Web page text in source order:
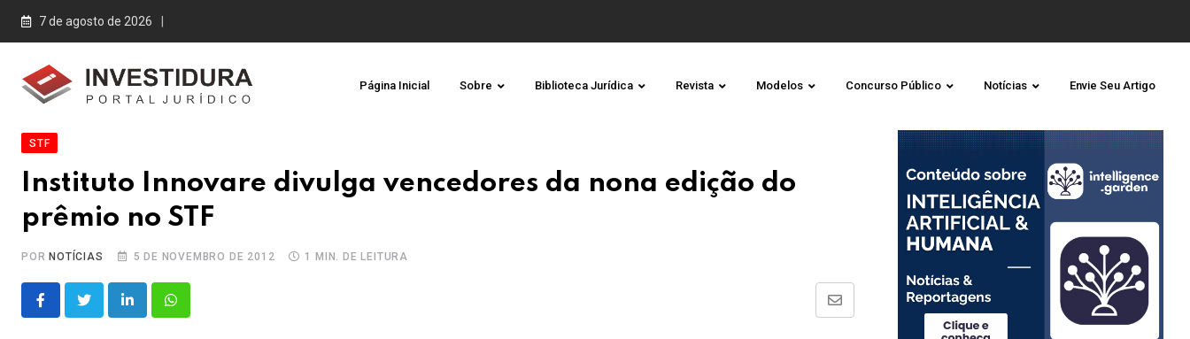
Skip
7 de agosto de 2026
Página Inicial Sobre Biblioteca Jurídica Revista Modelos Concurso Público Notícias Envie Seu Artigo
STF
Instituto Innovare divulga vencedores da nona edição do
prêmio no STF
PORNOTÍCIAS 5 DE NOVEMBRO DE 2012 1 MIN. DE LEITURA
LinkedInWhatsapp
Share